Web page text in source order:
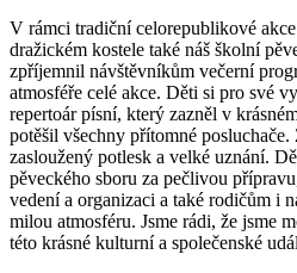
V rámci tradiční celorepublikové
dražickém kostele také náš školní
zpříjemnil návštěvníkům večerní
atmosféře celé akce. Děti si pro své
repertoár písní, který zazněl v
potěšil všechny přítomné
zasloužený potlesk a velké uznání.
pěveckého sboru za pečlivou
vedení a organizaci a také rodičům i
milou atmosféru. Jsme rádi, že jsme
této krásné kulturní a společenské